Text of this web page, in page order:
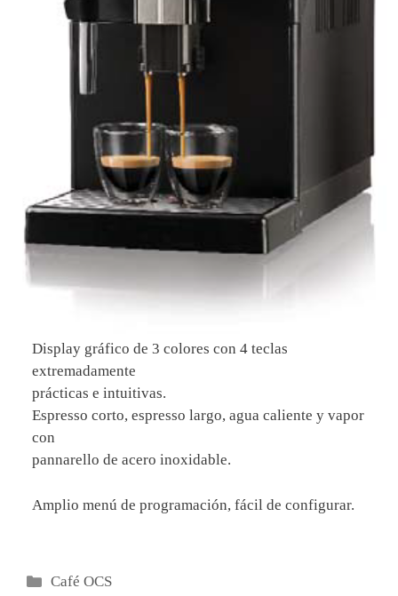
Display gráfico de 3 colores con 4 teclas
extremadamente
prácticas e intuitivas.
Espresso corto, espresso largo, agua caliente y vapor
con
pannarello de acero inoxidable.
Amplio menú de programación, fácil de configurar.
Categorías
Café OCS